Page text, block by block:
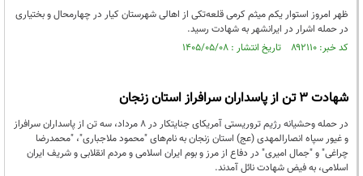
ظهر امروز استوار یکم میثم کرمی قلعه‌تکی از اهالی شهرستان کیار در چهارمحال و بختیاری
در حمله اشرار در ایرانشهر به شهادت رسید.
کد خبر: ۸۹۲۱۱۰ تاریخ انتشار : ۱۴۰۵/۰۵/۰۸
شهادت ۳ تن از پاسداران سرافراز استان زنجان
در حمله وحشیانه رژیم تروریستی آمریکای جنایتکار در ۸ مرداد، سه تن از پاسداران سرافراز
و غیور سپاه انصارالمهدی (عج) استان زنجان به نام‌های "محمود ملاجباری"، "محمدرضا
چراغی" و "جمال امیری" در دفاع از مرز و بوم ایران اسلامی و مردم انقلابی و شریف ایران
اسلامی، به فیض شهادت نائل آمدند.